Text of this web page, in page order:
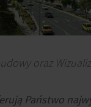
oraz
Państwo